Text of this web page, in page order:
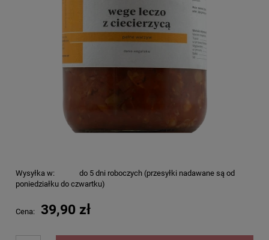
Wysyłka w:
do 5 dni roboczych (przesyłki nadawane są od
poniedziałku do czwartku)
Cena: 39,90 zł